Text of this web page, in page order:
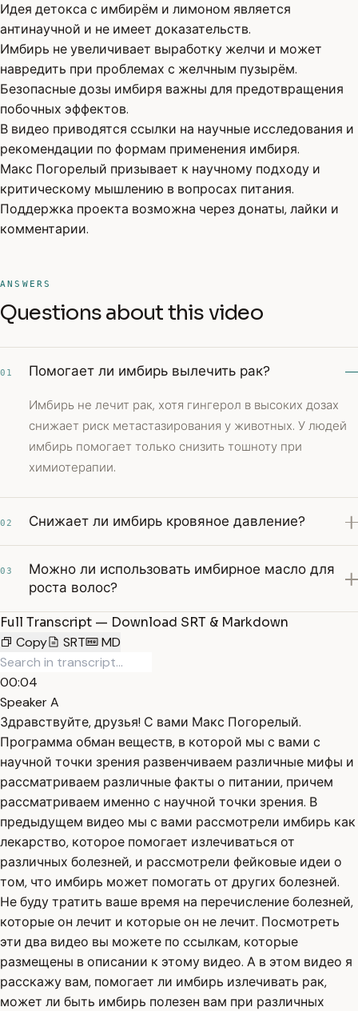
Идея детокса с имбирём и лимоном является
антинаучной и не имеет доказательств.
Имбирь не увеличивает выработку желчи и может
навредить при проблемах с желчным пузырём.
Безопасные дозы имбиря важны для предотвращения
побочных эффектов.
В видео приводятся ссылки на научные исследования и
рекомендации по формам применения имбиря.
Макс Погорелый призывает к научному подходу и
критическому мышлению в вопросах питания.
Поддержка проекта возможна через донаты, лайки и
комментарии.
ANSWERS
Questions about this video
01 Помогает ли имбирь вылечить рак?
Имбирь не лечит рак, хотя гингерол в высоких дозах
снижает риск метастазирования у животных. У людей
имбирь помогает только снизить тошноту при
химиотерапии.
02 Снижает ли имбирь кровяное давление?
03
Можно ли использовать имбирное масло для
роста волос?
Full Transcript — Download SRT & Markdown
Copy
SRT MD
00:04
Speaker A
Здравствуйте, друзья! С вами Макс Погорелый.
Программа обман веществ, в которой мы с вами с
научной точки зрения развенчиваем различные мифы и
рассматриваем различные факты о питании, причем
рассматриваем именно с научной точки зрения. В
предыдущем видео мы с вами рассмотрели имбирь как
лекарство, которое помогает излечиваться от
различных болезней, и рассмотрели фейковые идеи о
том, что имбирь может помогать от других болезней.
Не буду тратить ваше время на перечисление болезней,
которые он лечит и которые он не лечит. Посмотреть
эти два видео вы можете по ссылкам, которые
размещены в описании к этому видео. А в этом видео я
расскажу вам, помогает ли имбирь излечивать рак,
может ли быть имбирь полезен вам при различных